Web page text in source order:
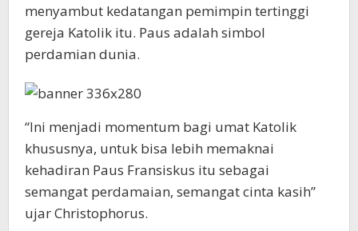
menyambut kedatangan pemimpin tertinggi
gereja Katolik itu. Paus adalah simbol
perdamian dunia.
“Ini menjadi momentum bagi umat Katolik
khususnya, untuk bisa lebih memaknai
kehadiran Paus Fransiskus itu sebagai
semangat perdamaian, semangat cinta kasih”
ujar Christophorus.